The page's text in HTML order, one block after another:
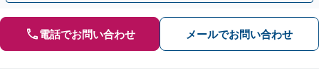
電話でお問い合わせ メールでお問い合わせ